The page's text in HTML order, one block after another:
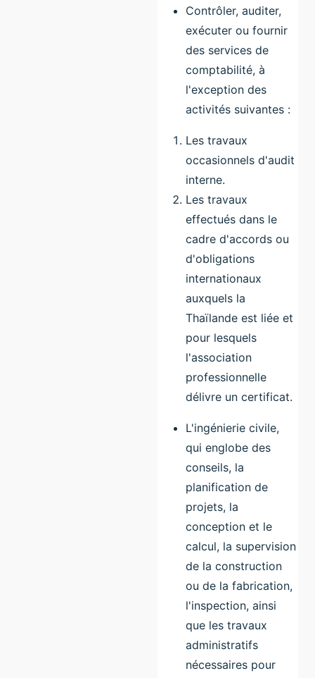
Contrôler, auditer,
exécuter ou fournir
des services de
comptabilité, à
l'exception des
activités suivantes :
Les travaux
occasionnels d'audit
interne.
Les travaux
effectués dans le
cadre d'accords ou
d'obligations
internationaux
auxquels la
Thaïlande est liée et
pour lesquels
l'association
professionnelle
délivre un certificat.
L'ingénierie civile,
qui englobe des
conseils, la
planification de
projets, la
conception et le
calcul, la supervision
de la construction
ou de la fabrication,
l'inspection, ainsi
que les travaux
administratifs
nécessaires pour